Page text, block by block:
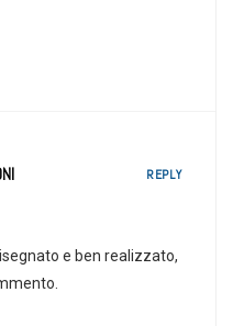
REPLY
e ben realizzato,